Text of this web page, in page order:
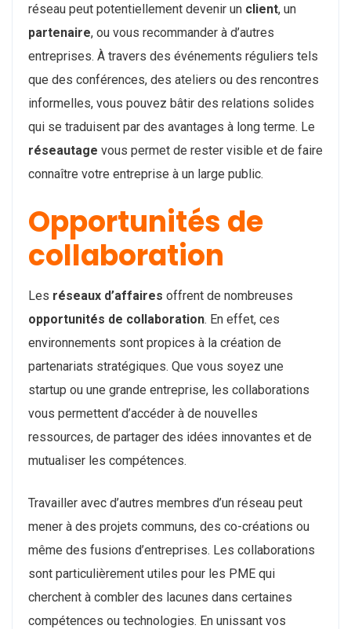
réseau peut potentiellement devenir un client, un
partenaire, ou vous recommander à d’autres
entreprises. À travers des événements réguliers tels
que des conférences, des ateliers ou des rencontres
informelles, vous pouvez bâtir des relations solides
qui se traduisent par des avantages à long terme. Le
réseautage vous permet de rester visible et de faire
connaître votre entreprise à un large public.
Opportunités de
collaboration
Les réseaux d’affaires offrent de nombreuses
opportunités de collaboration. En effet, ces
environnements sont propices à la création de
partenariats stratégiques. Que vous soyez une
startup ou une grande entreprise, les collaborations
vous permettent d’accéder à de nouvelles
ressources, de partager des idées innovantes et de
mutualiser les compétences.
Travailler avec d’autres membres d’un réseau peut
mener à des projets communs, des co-créations ou
même des fusions d’entreprises. Les collaborations
sont particulièrement utiles pour les PME qui
cherchent à combler des lacunes dans certaines
compétences ou technologies. En unissant vos